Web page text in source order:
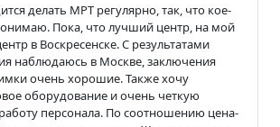
делать МРТ регулярно, так, что кое-
Пока, что лучший центр, на мой
в Воскресенске. С результатами
наблюдаюсь в Москве, заключения
очень хорошие. Также хочу
оборудование и очень четкую
персонала. По соотношению цена-